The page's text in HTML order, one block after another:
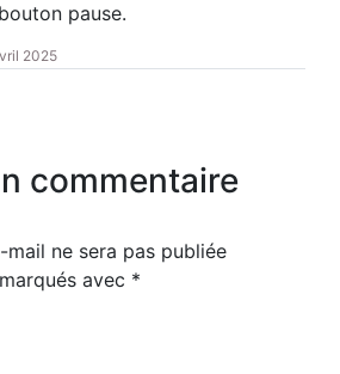
pause.
2025
commentaire
mail ne sera pas publiée
avec *